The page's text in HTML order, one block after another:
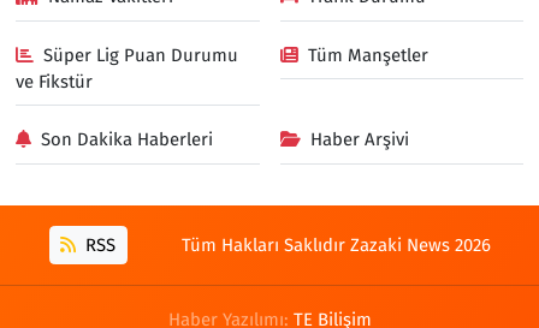
Süper Lig Puan Durumu
ve Fikstür
Tüm Manşetler
Son Dakika Haberleri Haber Arşivi
RSS Tüm Hakları Saklıdır Zazaki News 2026
Haber Yazılımı: TE Bilişim